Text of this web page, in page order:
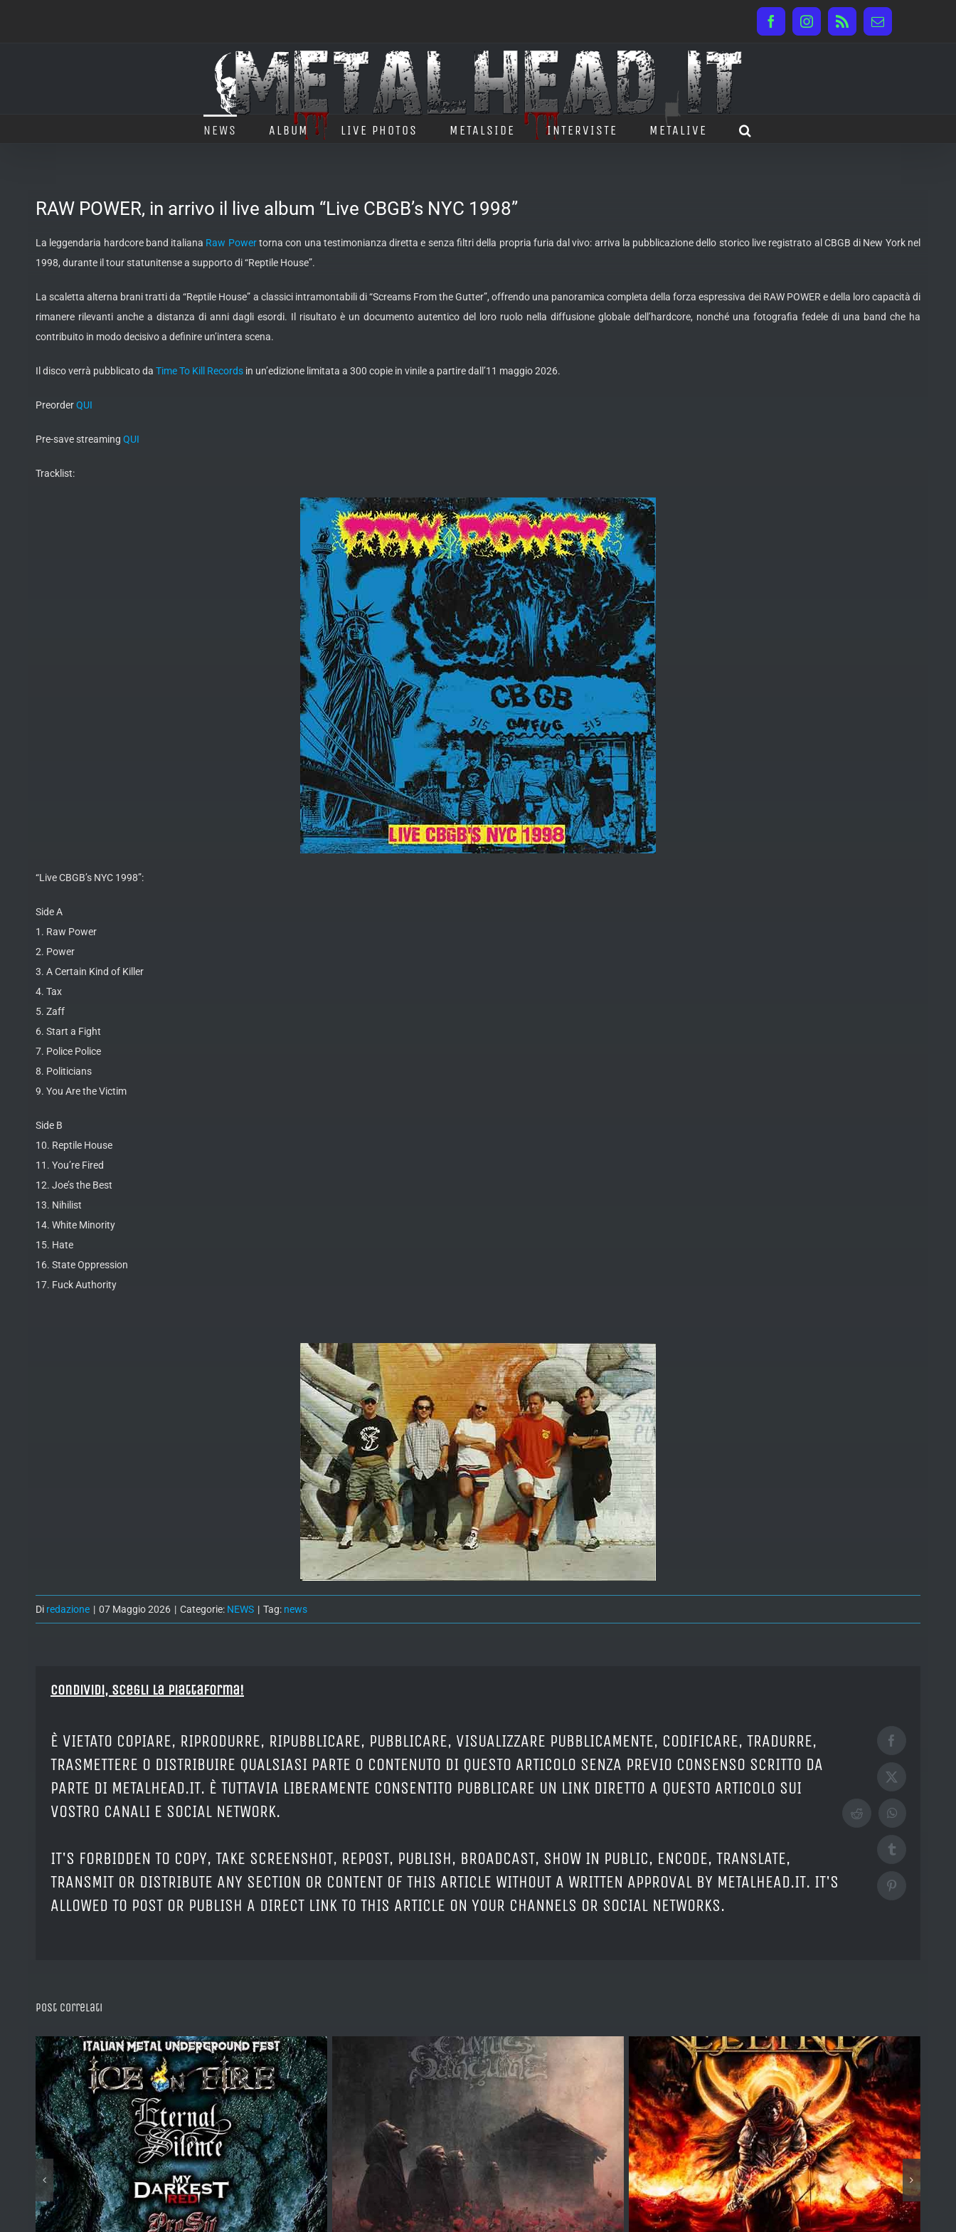
FacebookInstagram
Rss Email
NEWS ALBUM LIVE PHOTOS METALSIDE INTERVISTE METALIVE
RAW POWER, in arrivo il live album “Live CBGB’s NYC 1998”
La leggendaria hardcore band italiana Raw Powertorna con una testimonianza diretta e senza filtri della propria furia dal vivo: arriva la pubblicazione dello storico live registrato al CBGB di New York nel
1998, durante il tour statunitense a supporto di “Reptile House”.
La scaletta alterna brani tratti da “Reptile House” a classici intramontabilidi “Screams From the Gutter”, offrendo una panoramica completa della forza espressiva dei RAW POWER e della loro capacità di
rimanere rilevanti anche a distanza di anni dagli esordi. Il risultato è un documento autentico del loro ruolo nella diffusione globale dell’hardcore, nonché una fotografia fedele di una band che ha
contribuito in modo decisivo a definire un’intera scena.
Il disco verrà pubblicato da Time To Kill Records in un’edizione limitata a 300 copie in vinile a partire dall’11 maggio 2026.
PreorderQUI
Pre-save streaming QUI
Tracklist:
“Live CBGB’s NYC 1998”:
Side A
1. Raw Power
2. Power
3. A Certain Kind of Killer
4. Tax
5. Zaff
6. Start a Fight
7. Police Police
8. Politicians
9. You Are the Victim
Side B
10. Reptile House
11. You’re Fired
12. Joe’s the Best
13. Nihilist
14. White Minority
15. Hate
16. State Oppression
17. Fuck Authority
Di redazione | 07 Maggio 2026 | Categorie: NEWS | Tag: news
Condividi, Scegli la piattaforma!
È VIETATO COPIARE, RIPRODURRE, RIPUBBLICARE, PUBBLICARE, VISUALIZZARE PUBBLICAMENTE, CODIFICARE, TRADURRE,
TRASMETTERE O DISTRIBUIRE QUALSIASI PARTE O CONTENUTO DI QUESTO ARTICOLO SENZA PREVIO CONSENSO SCRITTO DA
PARTE DI METALHEAD.IT. È TUTTAVIA LIBERAMENTE CONSENTITO PUBBLICARE UN LINK DIRETTO A QUESTO ARTICOLO SUI
VOSTRO CANALI E SOCIAL NETWORK.
IT'S FORBIDDEN TO COPY, TAKE SCREENSHOT, REPOST, PUBLISH, BROADCAST, SHOW IN PUBLIC, ENCODE, TRANSLATE,
TRANSMIT OR DISTRIBUTE ANY SECTION OR CONTENT OF THIS ARTICLE WITHOUT A WRITTEN APPROVAL BY METALHEAD.IT. IT'S
ALLOWED TO POST OR PUBLISH A DIRECT LINK TO THIS ARTICLE ON YOUR CHANNELS OR SOCIAL NETWORKS.
Facebook
X
RedditWhatsApp
Tumblr
Pinterest
Post correlati